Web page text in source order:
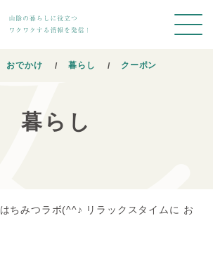
おでかけ 暮らし クーポン
暮らし
はちみつラボ(^^♪ リラックスタイムに お